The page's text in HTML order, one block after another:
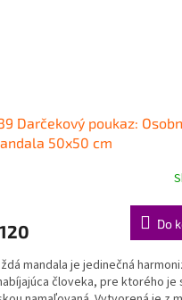
Darčekový poukaz:
50x50 cm
Do
mandala je jedinečná
človeka, pre ktorého je